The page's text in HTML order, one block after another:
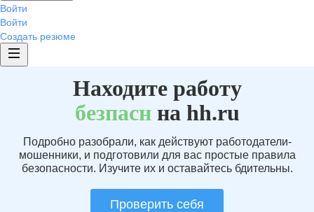
Войти
Войти
Создать резюме
Находите работу
безпаснна hh.ru
Подробно разобрали, как действуют работодатели-
мошенники, и подготовили для вас простые правила
безопасности. Изучите их и оставайтесь бдительны.
Проверить себя